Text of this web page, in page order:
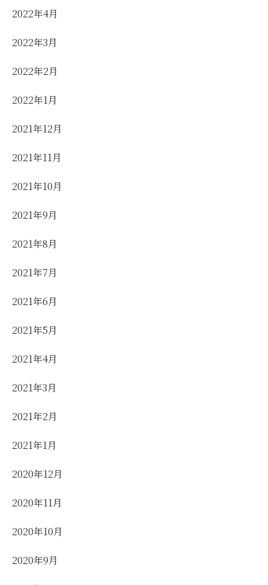
2022年4月
2022年3月
2022年2月
2022年1月
2021年12月
2021年11月
2021年10月
2021年9月
2021年8月
2021年7月
2021年6月
2021年5月
2021年4月
2021年3月
2021年2月
2021年1月
2020年12月
2020年11月
2020年10月
2020年9月